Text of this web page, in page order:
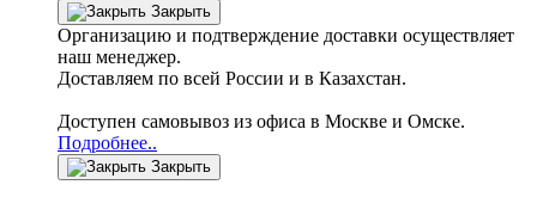
Закрыть
Организацию и подтверждение доставки осуществляет
наш менеджер.
Доставляем по всей России и в Казахстан.
Доступен самовывоз из офиса в Москве и Омске.
Подробнее..
Закрыть